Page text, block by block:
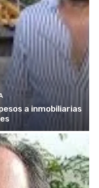
a inmobiliarias